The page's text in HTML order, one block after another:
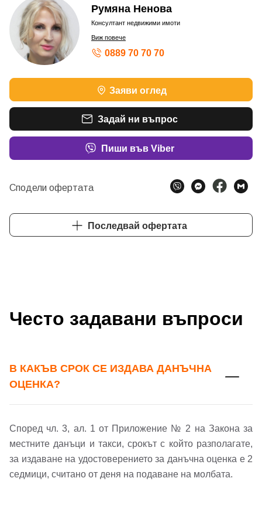
Добре дошъл!
Вход Регистрация
Имейл Адрес
Румяна Ненова
Консултант недвижими имоти
Виж повече
0889 70 70 70
Заяви оглед
Задай ни въпрос
Пиши във Viber
Сподели офертата
Последвай офертата
Често задавани въпроси
В КАКЪВ СРОК СЕ ИЗДАВА ДАНЪЧНА
ОЦЕНКА?
Според чл. 3, ал. 1 от Приложение № 2 на Закона за
местните данъци и такси, срокът с който разполагате,
за издаване на удостоверението за данъчна оценка е 2
седмици, считано от деня на подаване на молбата.
Име*